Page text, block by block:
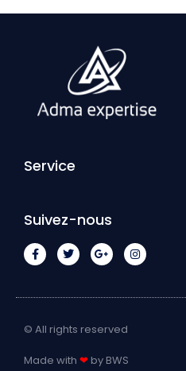
Service
Suivez-nous
© All rights reserved
Made with ❤ by BWS